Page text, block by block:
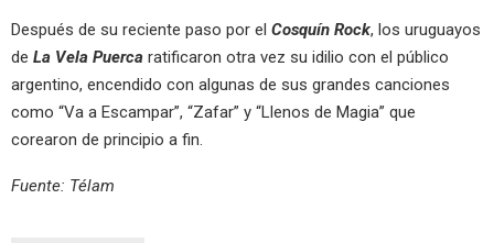
Después de su reciente paso por el Cosquín Rock, los uruguayos
de La Vela Puerca ratificaron otra vez su idilio con el público
argentino, encendido con algunas de sus grandes canciones
como “Va a Escampar”, “Zafar” y “Llenos de Magia” que
corearon de principio a fin.
Fuente: Télam